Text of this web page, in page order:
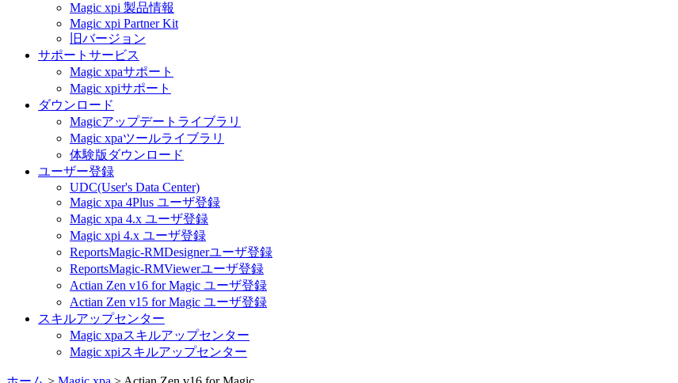
Magic xpi 製品情報
Magic xpi Partner Kit
旧バージョン
サポートサービス
Magic xpaサポート
Magic xpiサポート
ダウンロード
Magicアップデートライブラリ
Magic xpaツールライブラリ
体験版ダウンロード
ユーザー登録
UDC(User's Data Center)
Magic xpa 4Plus ユーザ登録
Magic xpa 4.x ユーザ登録
Magic xpi 4.x ユーザ登録
ReportsMagic-RMDesignerユーザ登録
ReportsMagic-RMViewerユーザ登録
Actian Zen v16 for Magic ユーザ登録
Actian Zen v15 for Magic ユーザ登録
スキルアップセンター
Magic xpaスキルアップセンター
Magic xpiスキルアップセンター